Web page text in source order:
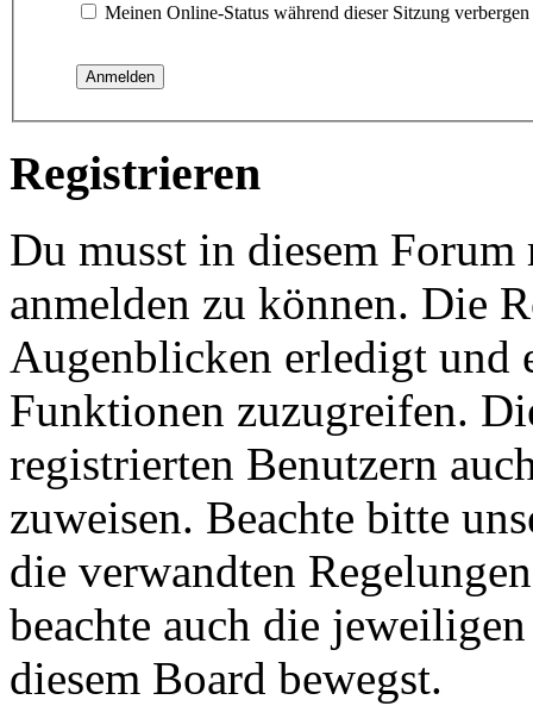
Meinen Online-Status während dieser Sitzung verbergen
Registrieren
Du musst in diesem
anmelden zu können. Die
Augenblicken erledigt und
Funktionen zuzugreifen.
registrierten Benutzern
zuweisen. Beachte bitte
die verwandten
beachte auch die
diesem Board bewegst.